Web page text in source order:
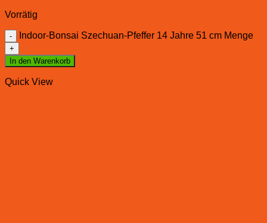
Vorrätig
Indoor-Bonsai Szechuan-Pfeffer 14 Jahre 51 cm Menge
In den Warenkorb
Quick View